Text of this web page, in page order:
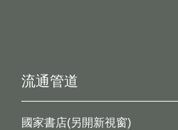
流通管道
國家書店(另開新視窗)